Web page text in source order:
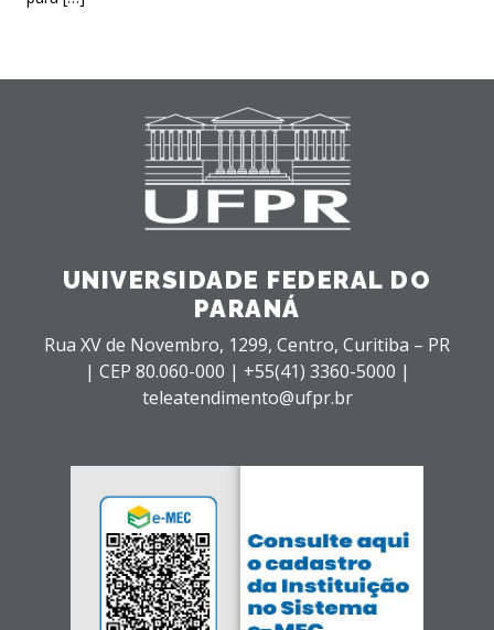
UNIVERSIDADE FEDERAL DO
PARANÁ
Rua XV de Novembro, 1299, Centro, Curitiba – PR
| CEP 80.060-000 | +55(41) 3360-5000 |
teleatendimento@ufpr.br